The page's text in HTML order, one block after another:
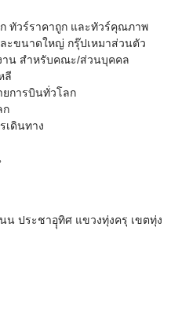
ทัวร์ราคาถูก และทัวร์คุณภาพ
ะขนาดใหญ่ กรุ๊ปเหมาส่วนตัว
าน สำหรับคณะ/ส่วนบุคคล
ลี
ยการบินทั่วโลก
ก
เดินทาง
น ประชาอุุทิศ แขวงทุ่งครุ เขตทุ่ง